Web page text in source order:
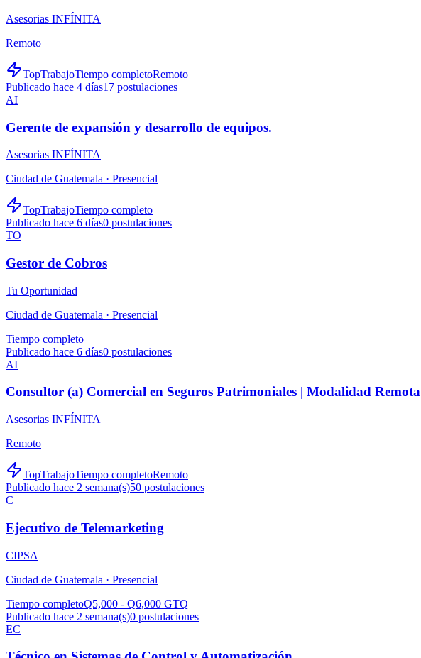
Asesorias INFÍNITA
Remoto
TopTrabajoTiempo completoRemoto
Publicado hace 4 días17 postulaciones
AI
Gerente de expansión y desarrollo de equipos.
Asesorias INFÍNITA
Ciudad de Guatemala · Presencial
TopTrabajoTiempo completo
Publicado hace 6 días0 postulaciones
TO
Gestor de Cobros
Tu Oportunidad
Ciudad de Guatemala · Presencial
Tiempo completo
Publicado hace 6 días0 postulaciones
AI
Consultor (a) Comercial en Seguros Patrimoniales | Modalidad Remota
Asesorias INFÍNITA
Remoto
TopTrabajoTiempo completoRemoto
Publicado hace 2 semana(s)50 postulaciones
C
Ejecutivo de Telemarketing
CIPSA
Ciudad de Guatemala · Presencial
Tiempo completoQ5,000 - Q6,000 GTQ
Publicado hace 2 semana(s)0 postulaciones
EC